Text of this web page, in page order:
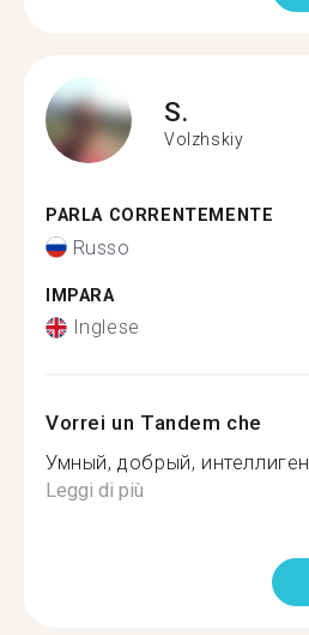
S.
Volzhskiy
PARLA CORRENTEMENTE
Russo
IMPARA
Inglese
Vorrei un Tandem che
Умный, добрый,
Leggi di più